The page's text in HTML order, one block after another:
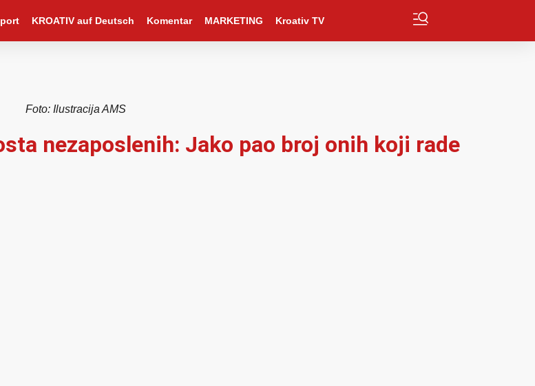
KROATIV auf Deutsch Komentar MARKETING Kroativ TV
Foto: Ilustracija AMS
nezaposlenih: Jako pao broj onih koji rade